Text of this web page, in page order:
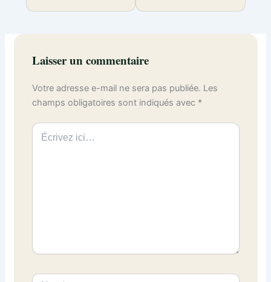
Laisser un commentaire
Votre adresse e-mail ne sera pas publiée. Les
champs obligatoires sont indiqués avec *
Écrivez
ici…
Nom*